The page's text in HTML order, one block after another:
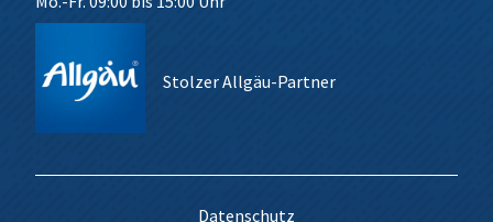
Stolzer Allgäu-Partner
Datenschutz